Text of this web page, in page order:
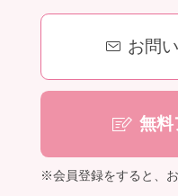
お問
無料
※会員登録をすると、